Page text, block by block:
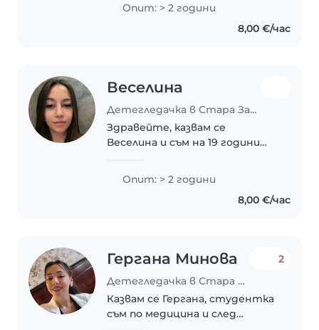
да готвя, да се грижа за
домашните си любимци и
Опит: > 2 години
8,00 €/час
Веселина
Детегледачка в Стара Загора
Здравейте, казвам се
Веселина и съм на 19 години
„Иван Вазов“. Понастоящем
съм студентка втори курс по
Опит: > 2 години
8,00 €/час
Гергана Минова
Детегледачка в Стара Загора
2
Казвам се Гергана, студентка
съм по медицина и след